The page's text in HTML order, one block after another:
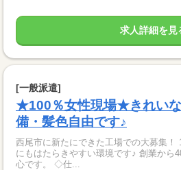
求人詳細を見
[一般派遣]
★100％女性現場★きれい
備・髪色自由です♪
西尾市に新たにできた工場での大募集！
にもはたらきやすい環境です♪ 創業から
心です。 ◇仕...